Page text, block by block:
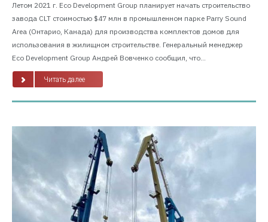
Летом 2021 г. Eco Development Group планирует начать строительство
завода CLT стоимостью $47 млн в промышленном парке Parry Sound
Area (Онтарио, Канада) для производства комплектов домов для
использования в жилищном строительстве. Генеральный менеджер
Eco Development Group Андрей Вовченко сообщил, что...
Читать далее